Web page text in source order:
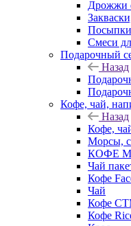
Дрожжи
Смеси
Подарочный
Назад
Кофе, чай,
Назад
Кофе,
Морсы,
КОФЕ
Чай
Кофе
Чай
Кофе
Кофе